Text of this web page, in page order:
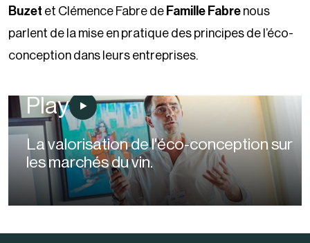
Buzet et Clémence Fabre de Famille Fabre nous
parlent de la mise en pratique des principes de l’éco-
conception dans leurs entreprises.
Play
La valorisation de l'éco-conception sur
les marchés du vin.
00:00 /04:36